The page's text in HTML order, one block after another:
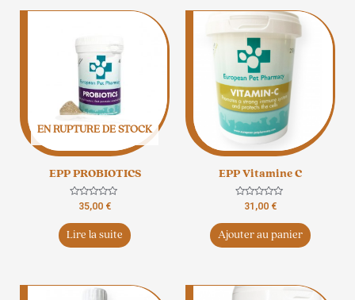
EN RUPTURE DE STOCK
EPP PROBIOTICS
Note
sur
5
35,00 €
Lire la suite
EPP Vitamine C
Note
sur
31,00 €
Ajouter au panier